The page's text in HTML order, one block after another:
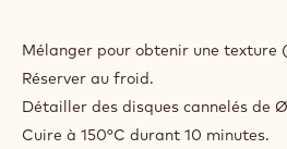
Mélanger pour obtenir une texture
Réserver au froid.
Détailler des disques cannelés de
Cuire à 150°C durant 10 minutes.